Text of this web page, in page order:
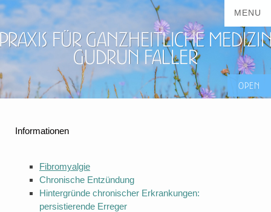
für ganzheitliche
Gudrun Faller
Informationen
Fibromyalgie
Chronische Entzündung
Hintergründe chronischer Erkrankungen:
persistierende Erreger